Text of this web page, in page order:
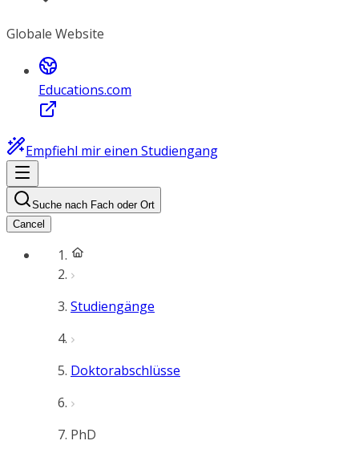
Globale Website
Educations.com
Empfiehl mir einen Studiengang
Suche nach Fach oder Ort
Cancel
Studiengänge
Doktorabschlüsse
PhD